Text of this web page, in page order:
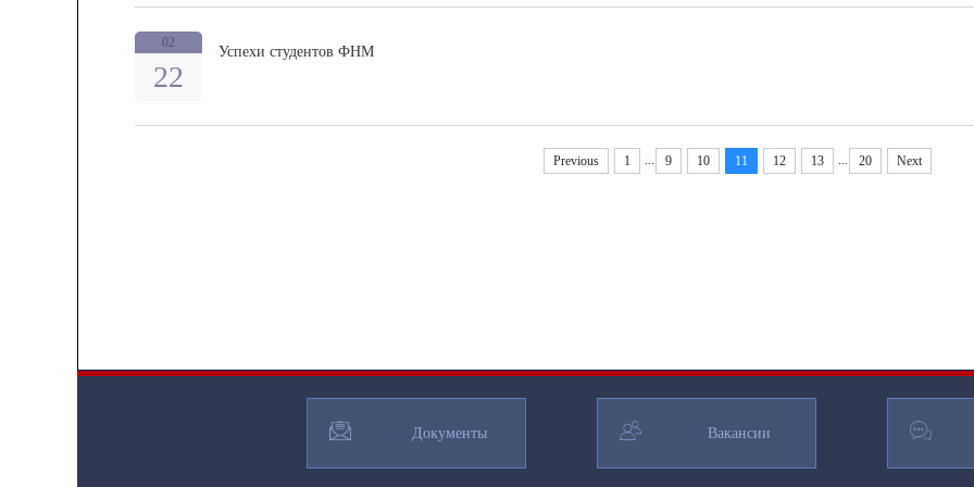
02
22
Успехи студентов ФНМ
Previous 1 9 10 11 12 13 20 Next
Документы Вакансии